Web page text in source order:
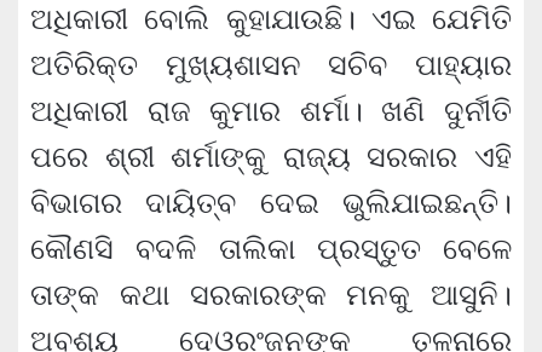
ଅଧିକାରୀ ବୋଲି କୁହାଯାଉଛି। ଏଇ ଯେମିତି
ଅତିରିକ୍ତ ମୁଖ୍ୟଶାସନ ସଚିବ ପାହ୍ୟାର
ଅଧିକାରୀ ରାଜ କୁମାର ଶର୍ମା। ଖଣି ଦୁର୍ନୀତି
ପରେ ଶ୍ରୀ ଶର୍ମାଙ୍କୁ ରାଜ୍ୟ ସରକାର ଏହି
ବିଭାଗର ଦାୟିତ୍ବ ଦେଇ ଭୁଲିଯାଇଛନ୍ତି।
କୌଣସି ବଦଳି ତାଲିକା ପ୍ରସ୍ତୁତ ବେଳେ
ତାଙ୍କ କଥା ସରକାରଙ୍କ ମନକୁ ଆସୁନି।
ଅବଶ୍ୟ ଦେଓରଂଜନଙ୍କ ତୁଳନାରେ